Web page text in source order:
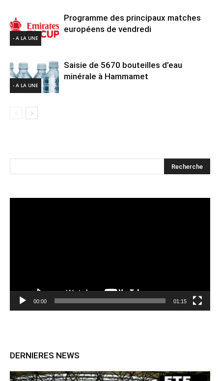
- A LA UNE
Programme des principaux matches
européens de vendredi
- A LA UNE
Saisie de 5670 bouteilles d’eau
minérale à Hammamet
00:00 01:15
DERNIERES NEWS